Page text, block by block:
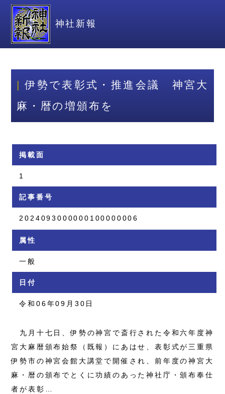
神社新報
伊勢で表彰式・推進会議 神宮大
麻・暦の増頒布を
掲載面
1
記事番号
2024093000000100000006
属性
一般
日付
令和06年09月30日
九月十七日、伊勢の神宮で斎行された令和六年度神
宮大麻暦頒布始祭（既報）にあはせ、表彰式が三重県
伊勢市の神宮会館大講堂で開催され、前年度の神宮大
麻・暦の頒布でとくに功績のあった神社庁・頒布奉仕
者が表彰…